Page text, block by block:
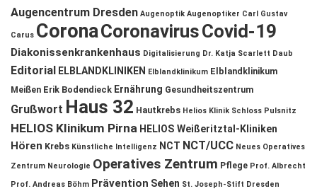
Augencentrum Dresden Augenoptik Augenoptiker Carl Gustav
Carus CoronaCoronavirusCovid-19
Diakonissenkrankenhaus Digitalisierung Dr. Katja Scarlett Daub
Editorial ELBLANDKLINIKEN Elblandklinikum Elblandklinikum
Meißen Erik Bodendieck Ernährung Gesundheitszentrum
Grußwort Haus 32 Hautkrebs Helios Klinik Schloss Pulsnitz
HELIOS Klinikum Pirna HELIOS Weißeritztal-Kliniken
Hören Krebs Künstliche Intelligenz NCT NCT/UCC Neues Operatives
Zentrum Neurologie Operatives Zentrum Pflege Prof. Albrecht
Prof. Andreas Böhm Prävention Sehen St. Joseph-Stift Dresden